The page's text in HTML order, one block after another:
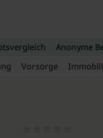
Anonyme
Vorsorge